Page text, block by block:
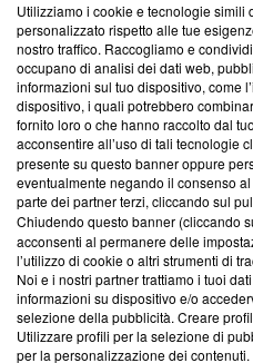
Questa sezione offre
News, sui nostri processi
creare news di qualità. Inoltre,
‘Trust Project - News with
ancora membro del
parte; Trust Project non ha
conformità agli standard.
Su di noi
Team editoriale
Corporate
Redazione
Utilizziamo i cookie e tecnologie simili
personalizzato rispetto alle tue
nostro traffico. Raccogliamo e
occupano di analisi dei dati web,
informazioni sul tuo dispositivo, come
dispositivo, i quali potrebbero
fornito loro o che hanno raccolto dal
acconsentire all’uso di tali tecnologie
presente su questo banner oppure
eventualmente negando il consenso
parte dei partner terzi, cliccando sul
Chiudendo questo banner (cliccando
acconsenti al permanere delle
l’utilizzo di cookie o altri strumenti di
Noi e i nostri partner trattiamo i tuoi
informazioni su dispositivo e/o
selezione della pubblicità. Creare
Utilizzare profili per la selezione di
per la personalizzazione dei